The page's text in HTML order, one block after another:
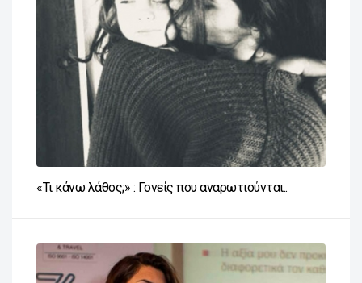
«Τι κάνω λάθος;» : Γονείς που αναρωτιούνται..